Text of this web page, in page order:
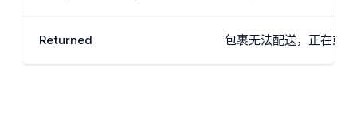
Returned 包裹无法配送，正在或